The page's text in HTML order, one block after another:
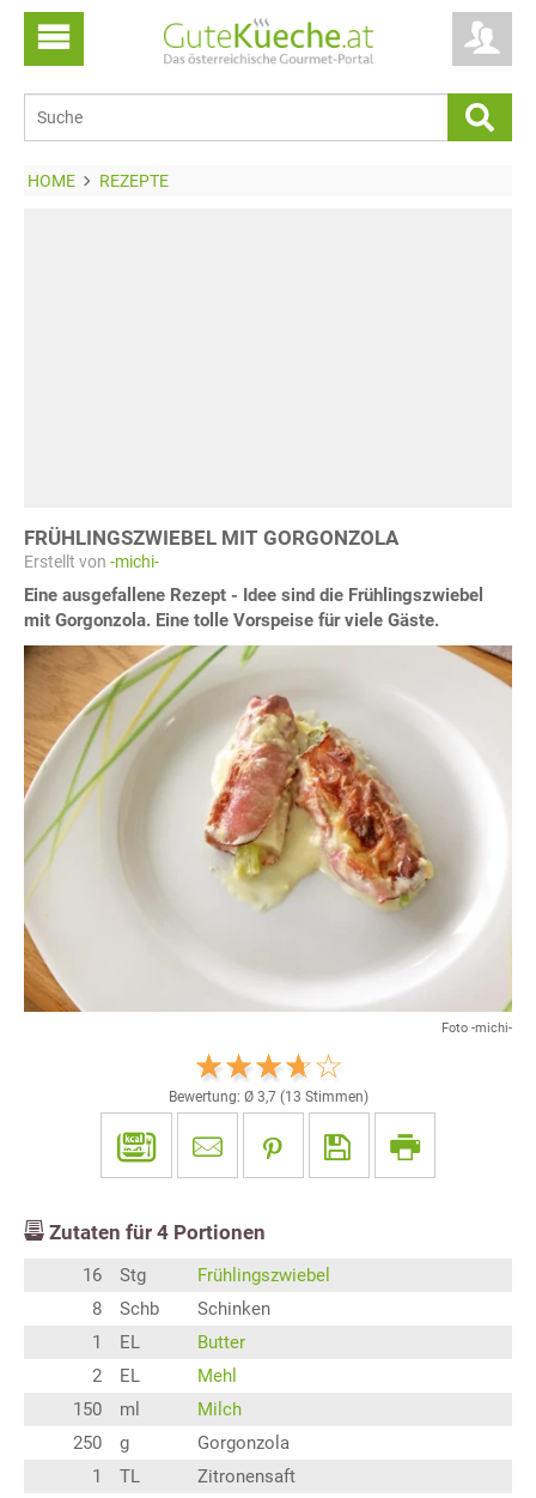
HOME REZEPTE
FRÜHLINGSZWIEBEL MIT GORGONZOLA
Erstellt von -michi-
Eine ausgefallene Rezept - Idee sind die Frühlingszwiebel
mit Gorgonzola. Eine tolle Vorspeise für viele Gäste.
Foto -michi-
Bewertung: Ø 3,7(13 Stimmen)
Zutaten für 4 Portionen
16 Stg
Frühlingszwiebel
8
Schb
Schinken
1
EL
Butter
2
EL
Mehl
150
ml
Milch
250
g
Gorgonzola
1
TL
Zitronensaft